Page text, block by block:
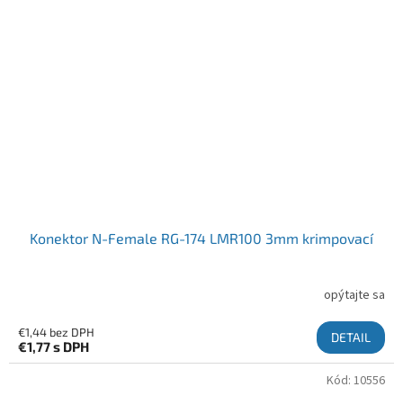
Konektor N-Female RG-174 LMR100 3mm krimpovací
opýtajte sa
€1,44 bez DPH
€1,77s DPH
DETAIL
Kód: 10556